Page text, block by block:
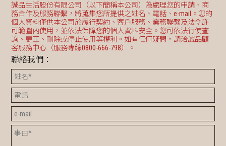
誠品生活股份有限公司（以下簡稱本公司）為處理您的申請、商
務合作及服務聯繫，將蒐集您所提供之姓名、電話、e-mail。您的
個人資料僅供本公司於履行契約、客戶服務、業務聯繫及法令許
可範圍內使用，並依法保障您的個人資料安全。您可依法行使查
詢、更正、刪除或停止使用等權利。如有任何疑問，請洽誠品顧
客服務中心（服務專線0800-666-798）。
聯絡我們：